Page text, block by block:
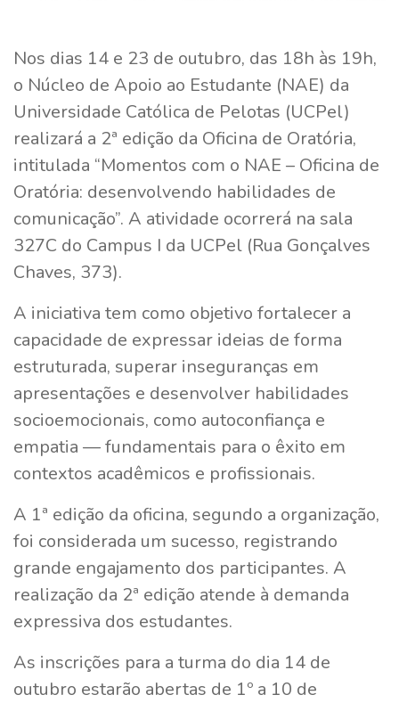
Nos dias 14 e 23 de outubro, das 18h às 19h,
o Núcleo de Apoio ao Estudante (NAE) da
Universidade Católica de Pelotas (UCPel)
realizará a 2ª edição da Oficina de Oratória,
intitulada “Momentos com o NAE – Oficina de
Oratória: desenvolvendo habilidades de
comunicação”. A atividade ocorrerá na sala
327C do Campus I da UCPel (Rua Gonçalves
Chaves, 373).
A iniciativa tem como objetivo fortalecer a
capacidade de expressar ideias de forma
estruturada, superar inseguranças em
apresentações e desenvolver habilidades
socioemocionais, como autoconfiança e
empatia — fundamentais para o êxito em
contextos acadêmicos e profissionais.
A 1ª edição da oficina, segundo a organização,
foi considerada um sucesso, registrando
grande engajamento dos participantes. A
realização da 2ª edição atende à demanda
expressiva dos estudantes.
As inscrições para a turma do dia 14 de
outubro estarão abertas de 1º a 10 de